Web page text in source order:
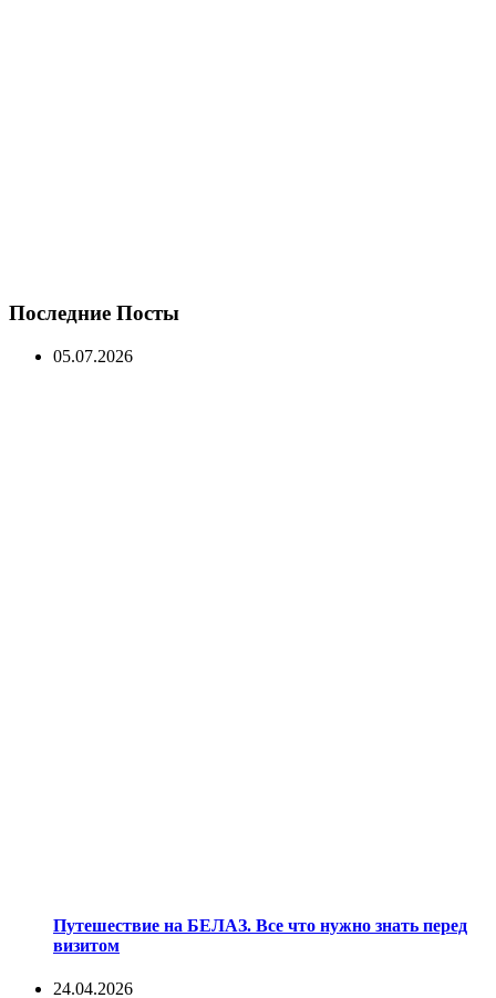
Последние Посты
05.07.2026
Путешествие на БЕЛАЗ. Все что нужно знать перед
визитом
24.04.2026